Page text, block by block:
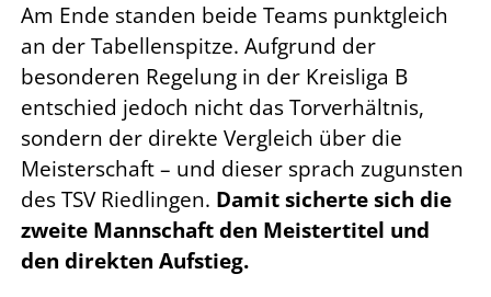
Am Ende standen beide Teams punktgleich
an der Tabellenspitze. Aufgrund der
besonderen Regelung in der Kreisliga B
entschied jedoch nicht das Torverhältnis,
sondern der direkte Vergleich über die
Meisterschaft – und dieser sprach zugunsten
des TSV Riedlingen. Damit sicherte sich die
zweite Mannschaft den Meistertitel und
den direkten Aufstieg.